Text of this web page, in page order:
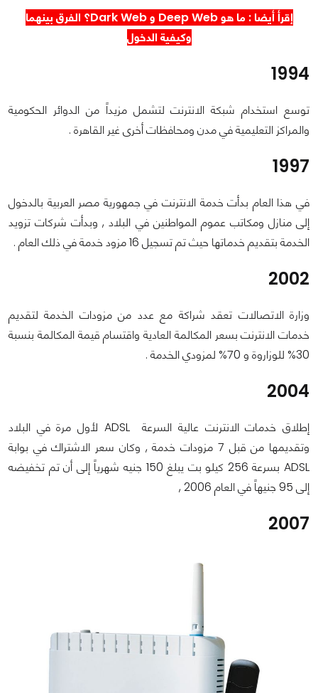
إقرأ أيضا : ما هو Deep Web و Dark Web؟
الفرق بينهما
وكيفية الدخول
1994
توسع استخدام شبكة الانترنت لتشمل مزيداً من الدوائر الحكومية
والمراكز التعليمية في مدن ومحافظات أخرى غير القاهرة .
1997
في هذا العام بدأت خدمة الانترنت في جمهورية مصر العربية بالدخول
إلى منازل ومكاتب عموم المواطنين في البلاد , وبدأت شركات تزويد
الخدمة بتقديم خدماتها حيث تم تسجيل 16 مزود خدمة في ذلك العام .
2002
وزارة الاتصالات تعقد شراكة مع عدد من مزودات الخدمة لتقديم
خدمات الانترنت بسعر المكالمة العادية واقتسام قيمة المكالمة بنسبة
30% للوزاروة و 70% لمزودي الخدمة .
2004
إطلاق خدمات الانترنت عالية السرعة ADSL لأول مرة في البلاد
وتقديمها من قبل 7 مزودات خدمة , وكان سعر الاشتراك في بوابة
ADSL بسرعة 256 كيلو بت يبلغ 150 جنيه شهرياً إلى أن تم تخفيضه
إلى 95 جنيهاً في العام 2006 ,
2007